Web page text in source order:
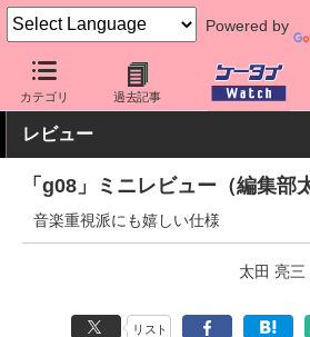
Powered by
カテゴリ 過去記事
ケータイ Watch 格安スマホ/格安SIM
レビュー
「g08」ミニレビュー（編集部
音楽重視派にも嬉しい仕様
太田 亮三
リスト